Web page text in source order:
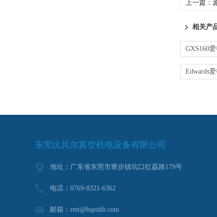
上一篇：
相关产
东莞比其尔真空机电设备有限公司
地址：广东省东莞市寮步镇坑口红荔路179号
电话：0769-8321-6362
邮箱：rmt@bqezkb.com